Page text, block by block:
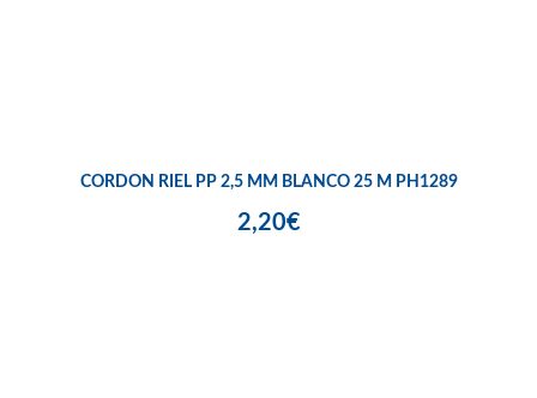
CORDON RIEL PP 2,5 MM BLANCO 25 M PH1289
2,20€